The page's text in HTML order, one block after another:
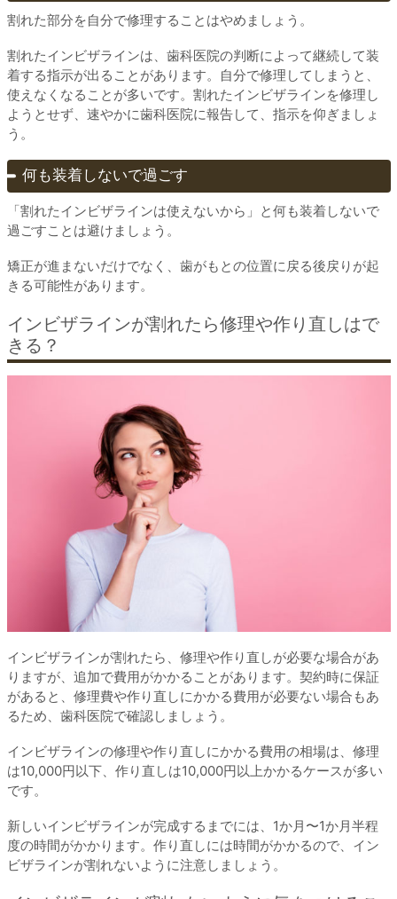
割れた部分を自分で修理することはやめましょう。
割れたインビザラインは、歯科医院の判断によって継続して装
着する指示が出ることがあります。自分で修理してしまうと、
使えなくなることが多いです。割れたインビザラインを修理し
ようとせず、速やかに歯科医院に報告して、指示を仰ぎましょ
う。
何も装着しないで過ごす
「割れたインビザラインは使えないから」と何も装着しないで
過ごすことは避けましょう。
矯正が進まないだけでなく、歯がもとの位置に戻る後戻りが起
きる可能性があります。
インビザラインが割れたら修理や作り直しはで
きる？
インビザラインが割れたら、修理や作り直しが必要な場合があ
りますが、追加で費用がかかることがあります。契約時に保証
があると、修理費や作り直しにかかる費用が必要ない場合もあ
るため、歯科医院で確認しましょう。
インビザラインの修理や作り直しにかかる費用の相場は、修理
は10,000円以下、作り直しは10,000円以上かかるケースが多い
です。
新しいインビザラインが完成するまでには、1か月〜1か月半程
度の時間がかかります。作り直しには時間がかかるので、イン
ビザラインが割れないように注意しましょう。